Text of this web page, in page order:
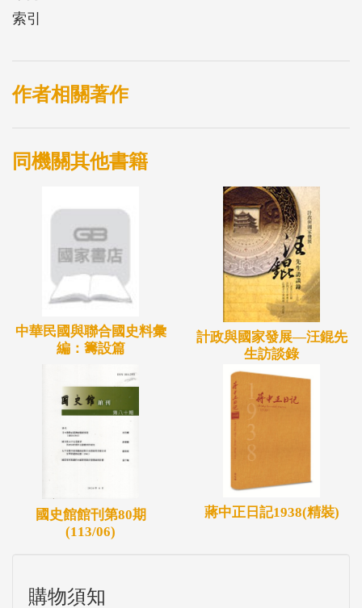
索引
作者相關著作
同機關其他書籍
中華民國與聯合國史料彙
編：籌設篇
計政與國家發展—汪錕先
生訪談錄
國史館館刊第80期
(113/06)
蔣中正日記1938(精裝)
購物須知